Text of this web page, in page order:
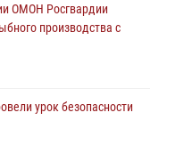
очевидцами
спасателей, а
семейном фестивале
ОМОН Росгвардии
производства с
урок безопасности